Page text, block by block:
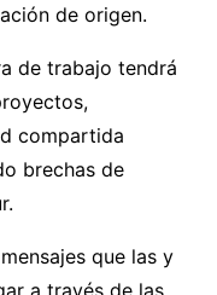
de origen.
de trabajo tendrá
compartida
brechas de
que las y
a través de las